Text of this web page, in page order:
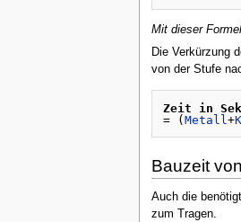
Mit dieser
Die Verkürzung
von der Stufe
Zeit in
= (Metall+
Bauzeit
Auch die
zum Tragen.